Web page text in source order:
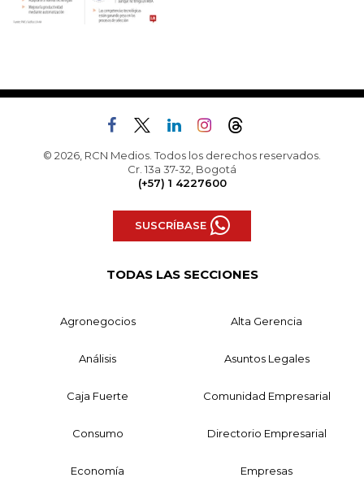
© 2026, RCN Medios. Todos los derechos reservados.
Cr. 13a 37-32, Bogotá
(+57) 1 4227600
SUSCRÍBASE
TODAS LAS SECCIONES
Agronegocios Alta Gerencia
Análisis Asuntos Legales
Caja Fuerte Comunidad Empresarial
Consumo Directorio Empresarial
Economía Empresas